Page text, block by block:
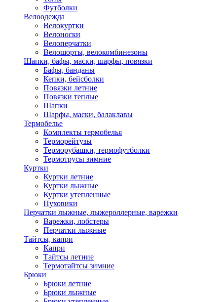
Футболки
Велоодежда
Велокуртки
Велоноски
Велоперчатки
Велошорты, велокомбинезоны
Шапки, бафы, маски, шарфы, повязки
Бафы, банданы
Кепки, бейсболки
Повязки летние
Повязки теплые
Шапки
Шарфы, маски, балаклавы
Термобелье
Комплекты термобелья
Терморейтузы
Терморубашки, термофутболки
Термотрусы зимние
Куртки
Куртки летние
Куртки лыжные
Куртки утепленные
Пуховики
Перчатки лыжные, лыжероллерные, варежки
Варежки, лобстеры
Перчатки лыжные
Тайтсы, капри
Капри
Тайтсы летние
Термотайтсы зимние
Брюки
Брюки летние
Брюки лыжные